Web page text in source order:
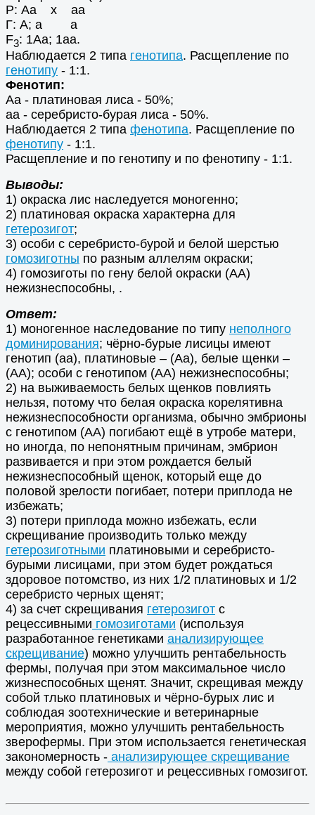
Р: Аа х аа
Г: А; а а
F3: 1Аа; 1аа.
Наблюдается 2 типа генотипа. Расщепление по
генотипу - 1:1.
Фенотип:
Аа - платиновая лиса - 50%;
аа - серебристо-бурая лиса - 50%.
Наблюдается 2 типа фенотипа. Расщепление по
фенотипу - 1:1.
Расщепление и по генотипу и по фенотипу - 1:1.
Выводы:
1) окраска лис наследуется моногенно;
2) платиновая окраска характерна для
гетерозигот;
3) особи с серебристо-бурой и белой шерстью
гомозиготны по разным аллелям окраски;
4) гомозиготы по гену белой окраски (АА)
нежизнеспособны, .
Ответ:
1) моногенное наследование по типу неполного
доминирования; чёрно-бурые лисицы имеют
генотип (аа), платиновые – (Аа), белые щенки –
(АА); особи с генотипом (АА) нежизнеспособны;
2) на выживаемость белых щенков повлиять
нельзя, потому что белая окраска корелятивна
нежизнеспособности организма, обычно эмбрионы
с генотипом (АА) погибают ещё в утробе матери,
но иногда, по непонятным причинам, эмбрион
развивается и при этом рождается белый
нежизнеспособный щенок, который еще до
половой зрелости погибает, потери приплода не
избежать;
3) потери приплода можно избежать, если
скрещивание производить только между
гетерозиготными платиновыми и серебристо-
бурыми лисицами, при этом будет рождаться
здоровое потомство, из них 1/2 платиновых и 1/2
серебристо черных щенят;
4) за счет скрещивания гетерозигот с
рецессивными гомозиготами (используя
разработанное генетиками анализирующее
скрещивание) можно улучшить рентабельность
фермы, получая при этом максимальное число
жизнеспособных щенят. Значит, скрещивая между
собой тлько платиновых и чёрно-бурых лис и
соблюдая зоотехнические и ветеринарные
мероприятия, можно улучшить рентабельность
зверофермы. При этом использается генетическая
закономерность - анализирующее скрещивание
между собой гетерозигот и рецессивных гомозигот.